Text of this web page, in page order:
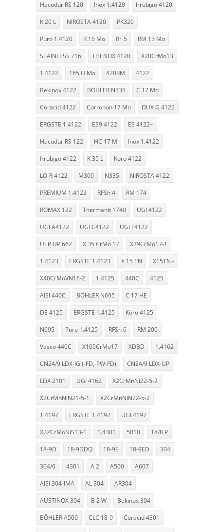
Hacodur RS 120 Inox 1.4120 Irrubigo 4120
K 20 L NIROSTA 4120 PK320
Puro 1.4120 R 15 Mo RF 5 RM 13 Mo
STAINLESS 716 THENOX 4120 X20CrMo13
1.4122 165 H Mo 420RM 4122
Bekinox 4122 BÖHLER N335 C 17 Mo
Coracid 4122 Corronon 17 Mo DUX G 4122
ERGSTE 1.4122 ES9.4122 ES 4122~
Hacodur RS 122 HC 17 M Inox 1.4122
Irrubigo 4122 K 35 L Koro 4122
LO-R 4122 M300 N335 NIROSTA 4122
PREMIUM 1.4122 RFSh 4 RM 174
ROMAX 122 Thermanit 1740 UGI 4122
UGI A4122 UGI C4122 UGI F4122
UTP UP 662 X 35 CrMo 17 X39CrMo17-1
1.4123 ERGSTE 1.4123 X 15 TN X15TN~
X40CrMoVN16-2 1.4125 440C 4125
AISI 440C BÖHLER N695 C 17 HE
DE 4125 ERGSTE 1.4125 Koro 4125
N695 Puro 1.4125 RFSh 6 RM 200
Vasco 440C X105CrMo17 XDBD 1.4162
CN24/9 LDX-IG (-FD,-PW-FD) CN24/9 LDX-UP
LDX 2101 UGI 4162 X2CrMnNi22-5-2
X2CrMnNiN21-5-1 X2CrMnNiN22-5-2
1.4197 ERGSTE 1.4197 UGI 4197
X22CrMoNiS13-1 1.4301 5R10 18/8 P
18-9D 18-9DDQ 18-9E 18-9ED 304
304/6 4301 A 2 A500 A607
AISI 304-IMA AL 304 AR304
AUSTINOX 304 B 2 W Bekinox 304
BÖHLER A500 CLC 18-9 Coracid 4301